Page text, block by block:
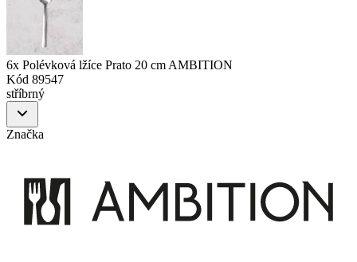
6x Polévková lžíce Prato 20 cm AMBITION
Kód 89547
stříbrný
Značka